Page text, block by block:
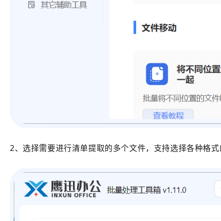
2、选择需要进行清单提取的多个文件，支持选择各种格